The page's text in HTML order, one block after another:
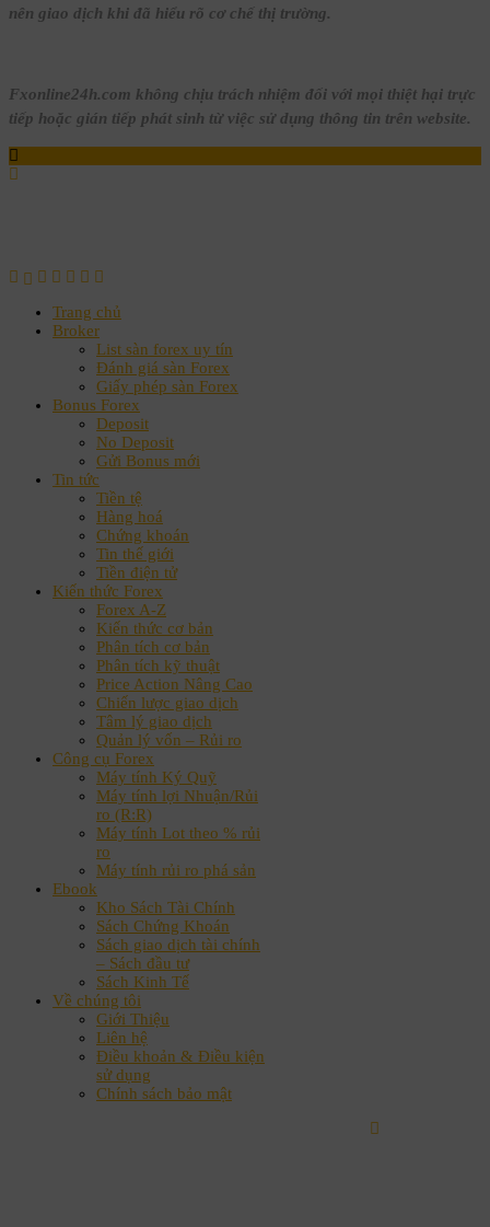
nên giao dịch khi đã hiểu rõ cơ chế thị trường.
Fxonline24h.com không chịu trách nhiệm đối với mọi thiệt hại trực
tiếp hoặc gián tiếp phát sinh từ việc sử dụng thông tin trên website.
Trang chủ
Broker
List sàn forex uy tín
Đánh giá sàn Forex
Giấy phép sàn Forex
Bonus Forex
Deposit
No Deposit
Gửi Bonus mới
Tin tức
Tiền tệ
Hàng hoá
Chứng khoán
Tin thế giới
Tiền điện tử
Kiến thức Forex
Forex A-Z
Kiến thức cơ bản
Phân tích cơ bản
Phân tích kỹ thuật
Price Action Nâng Cao
Chiến lược giao dịch
Tâm lý giao dịch
Quản lý vốn – Rủi ro
Công cụ Forex
Máy tính Ký Quỹ
Máy tính lợi Nhuận/Rủi
ro (R:R)
Máy tính Lot theo % rủi
ro
Máy tính rủi ro phá sản
Ebook
Kho Sách Tài Chính
Sách Chứng Khoán
Sách giao dịch tài chính
– Sách đầu tư
Sách Kinh Tế
Về chúng tôi
Giới Thiệu
Liên hệ
Điều khoản & Điều kiện
sử dụng
Chính sách bảo mật